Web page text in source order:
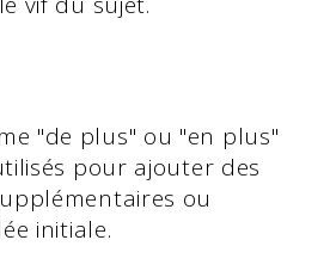
"de plus" ou "en plus"
pour ajouter des
ou
initiale.